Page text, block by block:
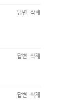
답변 삭제
답변 삭제
답변 삭제